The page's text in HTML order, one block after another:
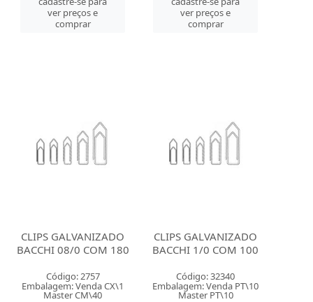
ver preços e
comprar
ver preços e
comprar
CLIPS GALVANIZADO
BACCHI 08/0 COM 180
Código: 2757
Embalagem: Venda CX\1
Master CM\40
CLIPS GALVANIZADO
BACCHI 1/0 COM 100
Código: 32340
Embalagem: Venda PT\10
Master PT\10